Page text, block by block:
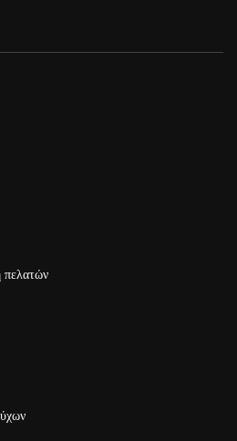
πελατών